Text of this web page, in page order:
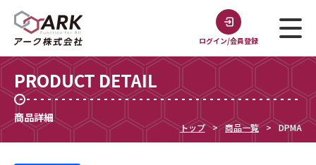
ログイン/会員登録
PRODUCT DETAIL
商品詳細
トップ 商品一覧 DPMA